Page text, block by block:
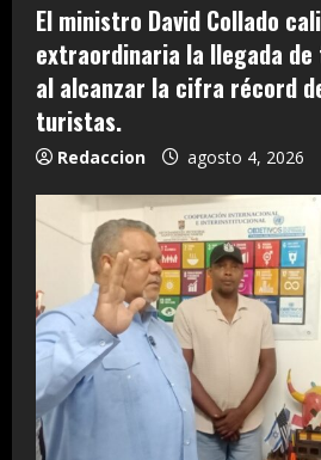
El ministro David Collado
extraordinaria la llegada
al alcanzar la cifra récord
turistas.
Redaccion agosto 4, 2026